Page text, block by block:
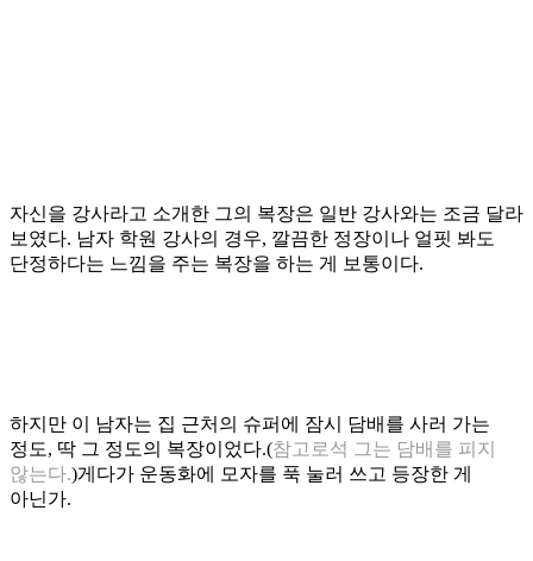
자신을 강사라고 소개한 그의 복장은 일반 강사와는 조금 달라
보였다. 남자 학원 강사의 경우, 깔끔한 정장이나 얼핏 봐도
단정하다는 느낌을 주는 복장을 하는 게 보통이다.
하지만 이 남자는 집 근처의 슈퍼에 잠시 담배를 사러 가는
정도, 딱 그 정도의 복장이었다.(참고로석 그는 담배를 피지
않는다.)게다가 운동화에 모자를 푹 눌러 쓰고 등장한 게
아닌가.